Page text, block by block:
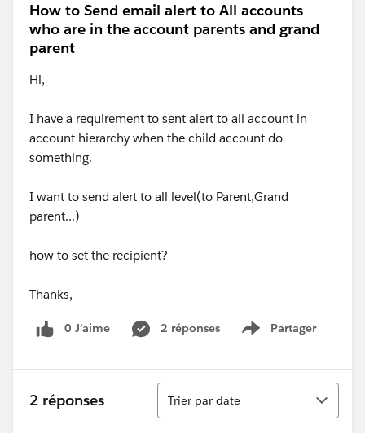
How to Send email alert to All accounts
who are in the account parents and grand
parent
Hi,
I have a requirement to sent alert to all account in
account hierarchy when the child account do
something.
I want to send alert to all level(to Parent,Grand
parent...)
how to set the recipient?
Thanks,
0 J’aime 2 réponses Partager
Show menu
2 réponses
Tri
Trier par date